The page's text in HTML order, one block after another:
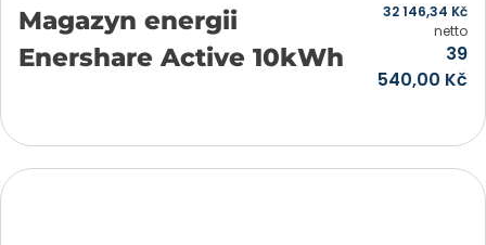
Magazyn energii
Enershare Active 10kWh
39
540,00 Kč
32 146,34 Kč
netto